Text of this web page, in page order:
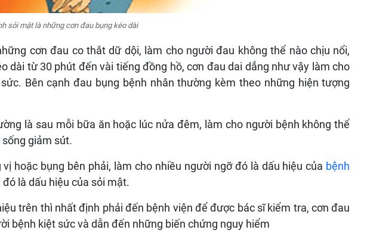
sỏi mật là những cơn đau bụng kéo dài
cơn đau co thắt dữ dội, làm cho người đau không thể nào chịu nổi,
dài từ 30 phút đến vài tiếng đồng hồ, cơn đau dai dẳng như vậy làm cho
Bên cạnh đau bụng bệnh nhân thường kèm theo những hiện tượng
là sau mỗi bữa ăn hoặc lúc nửa đêm, làm cho người bệnh không thể
giảm sút.
hoặc bụng bên phải, làm cho nhiều người ngỡ đó là dấu hiệu của bệnh
là dấu hiệu của sỏi mật.
trên thì nhất định phải đến bệnh viện để được bác sĩ kiểm tra, cơn đau
bệnh kiệt sức và dẫn đến những biến chứng nguy hiểm